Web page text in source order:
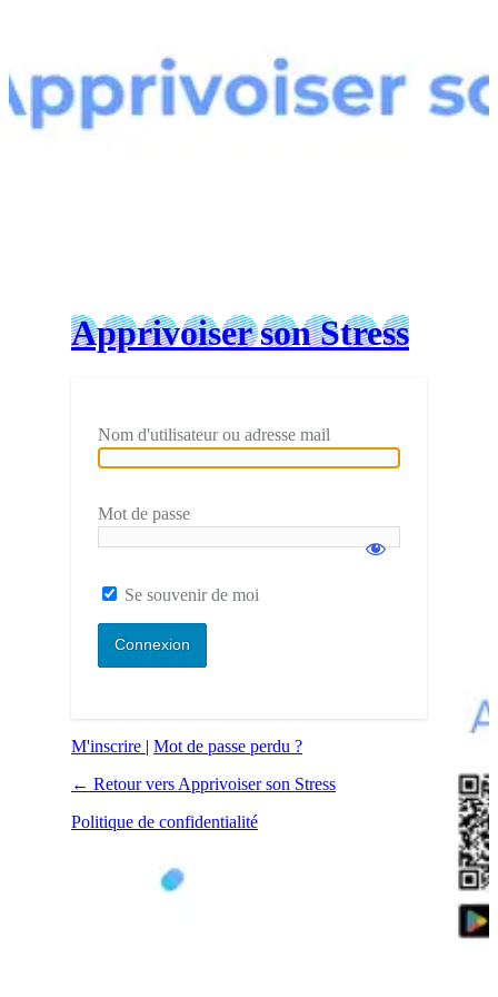
Apprivoiser son Stress
Nom d'utilisateur ou adresse mail
Mot de passe
Se souvenir de moi
M'inscrire | Mot de passe perdu ?
← Retour vers Apprivoiser son Stress
Politique de confidentialité